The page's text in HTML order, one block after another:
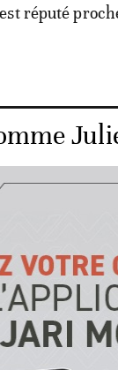
réputé
nationale a
avril, la
que le
travail